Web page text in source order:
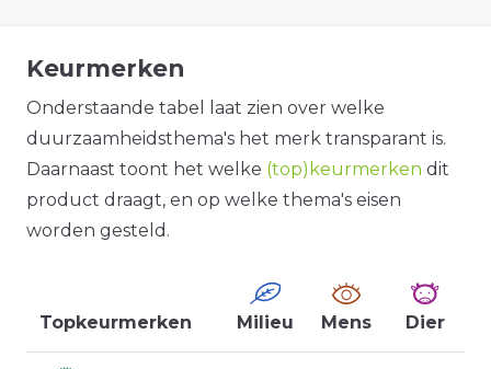
Keurmerken
Onderstaande tabel laat zien over welke
duurzaamheidsthema's het merk transparant is.
Daarnaast toont het welke (top)keurmerken dit
product draagt, en op welke thema's eisen
worden gesteld.
Topkeurmerken Milieu Mens Dier